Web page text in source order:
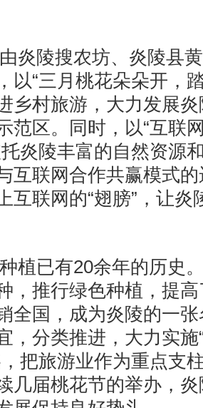
炎陵搜农坊、炎陵县
以“三月桃花朵朵开，
乡村旅游，大力发展
范区。同时，以“互联
炎陵丰富的自然资源
互联网合作共赢模式
互联网的“翅膀”，让炎
植已有20余年的历史
，推行绿色种植，提
全国，成为炎陵的一
，分类推进，大力实
把旅游业作为重点支
几届桃花节的举办，